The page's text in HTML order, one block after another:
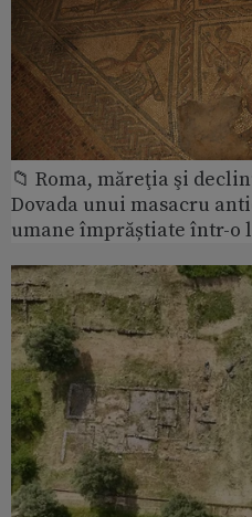
📁 Roma, măreţia şi
Dovada unui masacru
umane împrăștiate într-o